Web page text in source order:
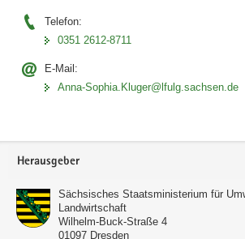
Telefon:
0351 2612-8711
E-Mail:
Anna-Sophia.Kluger@lfulg.sachsen.de
Footer-
Herausgeber
Sächsisches Staatsministerium für
Landwirtschaft
Wilhelm-Buck-Straße 4
01097 Dresden